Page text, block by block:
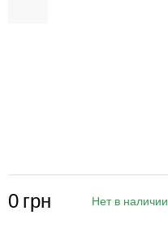
0 грн Нет в наличии